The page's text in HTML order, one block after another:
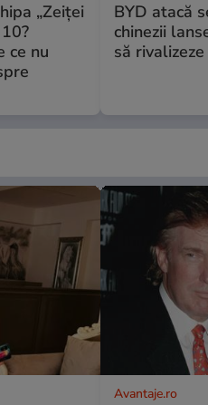
„Zeiței
ce nu
BYD atacă
chinezii
să
Avantaje.ro